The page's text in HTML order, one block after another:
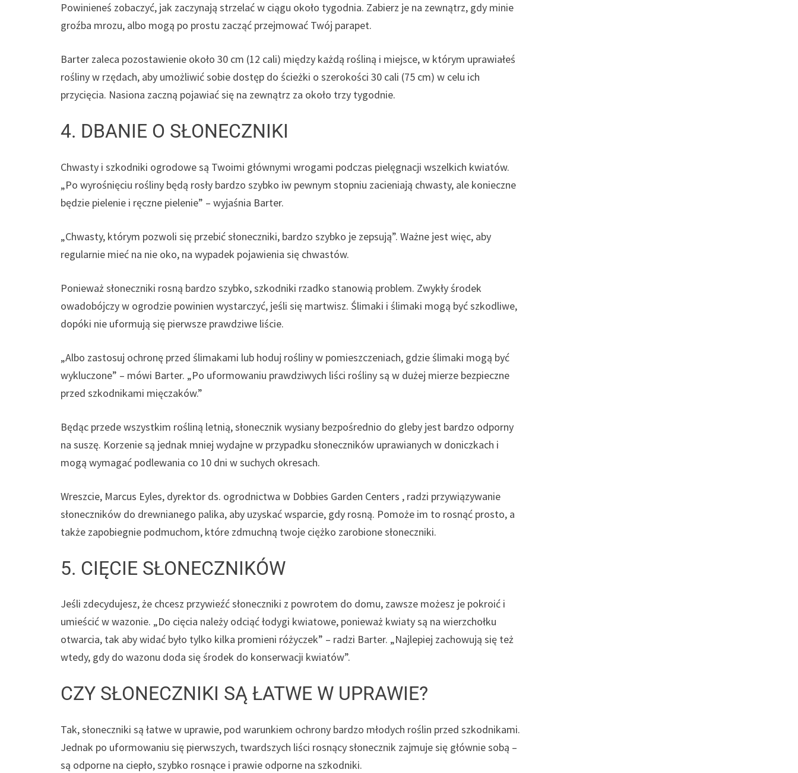
Powinieneś zobaczyć, jak zaczynają strzelać w ciągu około tygodnia. Zabierz je na zewnątrz, gdy minie
groźba mrozu, albo mogą po prostu zacząć przejmować Twój parapet.
Barter zaleca pozostawienie około 30 cm (12 cali) między każdą rośliną i miejsce, w którym uprawiałeś
rośliny w rzędach, aby umożliwić sobie dostęp do ścieżki o szerokości 30 cali (75 cm) w celu ich
przycięcia. Nasiona zaczną pojawiać się na zewnątrz za około trzy tygodnie.
4. DBANIE O SŁONECZNIKI
Chwasty i szkodniki ogrodowe są Twoimi głównymi wrogami podczas pielęgnacji wszelkich kwiatów.
„Po wyrośnięciu rośliny będą rosły bardzo szybko iw pewnym stopniu zacieniają chwasty, ale konieczne
będzie pielenie i ręczne pielenie” – wyjaśnia Barter.
„Chwasty, którym pozwoli się przebić słoneczniki, bardzo szybko je zepsują”. Ważne jest więc, aby
regularnie mieć na nie oko, na wypadek pojawienia się chwastów.
Ponieważ słoneczniki rosną bardzo szybko, szkodniki rzadko stanowią problem. Zwykły środek
owadobójczy w ogrodzie powinien wystarczyć, jeśli się martwisz. Ślimaki i ślimaki mogą być szkodliwe,
dopóki nie uformują się pierwsze prawdziwe liście.
„Albo zastosuj ochronę przed ślimakami lub hoduj rośliny w pomieszczeniach, gdzie ślimaki mogą być
wykluczone” – mówi Barter. „Po uformowaniu prawdziwych liści rośliny są w dużej mierze bezpieczne
przed szkodnikami mięczaków.”
Będąc przede wszystkim rośliną letnią, słonecznik wysiany bezpośrednio do gleby jest bardzo odporny
na suszę. Korzenie są jednak mniej wydajne w przypadku słoneczników uprawianych w doniczkach i
mogą wymagać podlewania co 10 dni w suchych okresach.
Wreszcie, Marcus Eyles, dyrektor ds. ogrodnictwa w Dobbies Garden Centers , radzi przywiązywanie
słoneczników do drewnianego palika, aby uzyskać wsparcie, gdy rosną. Pomoże im to rosnąć prosto, a
także zapobiegnie podmuchom, które zdmuchną twoje ciężko zarobione słoneczniki.
5. CIĘCIE SŁONECZNIKÓW
Jeśli zdecydujesz, że chcesz przywieźć słoneczniki z powrotem do domu, zawsze możesz je pokroić i
umieścić w wazonie. „Do cięcia należy odciąć łodygi kwiatowe, ponieważ kwiaty są na wierzchołku
otwarcia, tak aby widać było tylko kilka promieni różyczek” – radzi Barter. „Najlepiej zachowują się też
wtedy, gdy do wazonu doda się środek do konserwacji kwiatów”.
CZY SŁONECZNIKI SĄ ŁATWE W UPRAWIE?
Tak, słoneczniki są łatwe w uprawie, pod warunkiem ochrony bardzo młodych roślin przed szkodnikami.
Jednak po uformowaniu się pierwszych, twardszych liści rosnący słonecznik zajmuje się głównie sobą –
są odporne na ciepło, szybko rosnące i prawie odporne na szkodniki.